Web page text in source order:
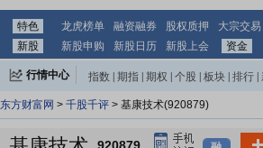
特色 龙虎榜单 融资融券 股权质押 大宗交易
新股
新股申购 新股日历 新股上会 资金
行情中心 指数 期指 期权 个股 板块 排行
东方财富网 > 千股千评 > 基康技术(920879)